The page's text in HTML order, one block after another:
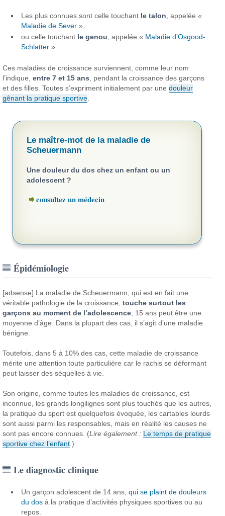
Les plus connues sont celle touchant le talon , appelée «
Maladie de Sever »,
ou celle touchant le genou , appelée « Maladie d’Osgood-
Schlatter ».
Ces maladies de croissance surviennent, comme leur nom
l’indique,entre 7 et 15 ans , pendant la croissance des garçons
et des filles. Toutes s’expriment initialement par unedouleur
gênant la pratique sportive
Le maître-mot de la maladie de
Scheuermann
Une douleur du dos chez un enfant ou un
adolescent ?
consultez un médecin
Épidémiologie
[adsense] La maladie de Scheuermann, qui est en fait une
véritable pathologie de la croissance,touche surtout les
garçons au moment de l’adolescence , 15 ans peut être une
moyenne d’âge.
Dans la plupart des cas, il s’agit d’une maladie
bénigne.
Toutefois, dans 5 à 10% des cas, cette maladie de croissance
mérite une attention toute particulière car le rachis se déformant
peut laisser des séquelles à vie.
Son origine, comme toutes les maladies de croissance, est
inconnue, les grands longilignes sont plus touchés que les autres,
la pratique du sport est quelquefois évoquée, les cartables lourds
sont aussi parmi les responsables, mais en réalité les causes ne
sont pas encore connues. (Lire également : Le temps de pratique
sportive chez l’enfant .)
Le diagnostic clinique
Un garçon adolescent de 14 ans,qui se plaint de douleurs
du dos à la pratique d’activités physiques sportives ou au
repos.